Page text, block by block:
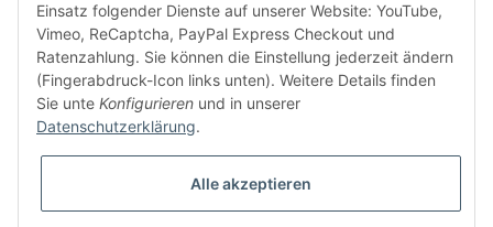
Bitte senden Sie mir entsprechend IhrerDatenschutzerklärungregelmäßig und
jederzeit widerruflich Informationen zu Ihrem Produktsortiment per E-Mail zu.
Einsatz folgender Dienste auf unserer Website: YouTube,
Vimeo, ReCaptcha, PayPal Express Checkout und
Ratenzahlung. Sie können die Einstellung jederzeit ändern
(Fingerabdruck-Icon links unten). Weitere Details finden
Sie unte Konfigurieren und in unserer
Datenschutzerklärung.
Alle akzeptieren